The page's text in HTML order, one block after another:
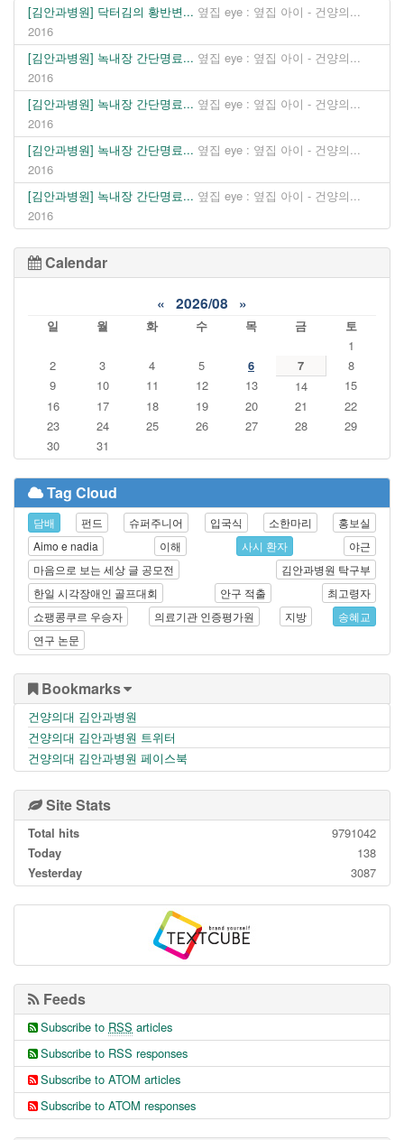
[김안과병원] 닥터김의 황반변... 옆집 eye : 옆집 아이 - 건양의...
2016
[김안과병원] 녹내장 간단명료... 옆집 eye : 옆집 아이 - 건양의...
2016
[김안과병원] 녹내장 간단명료... 옆집 eye : 옆집 아이 - 건양의...
2016
[김안과병원] 녹내장 간단명료... 옆집 eye : 옆집 아이 - 건양의...
2016
[김안과병원] 녹내장 간단명료... 옆집 eye : 옆집 아이 - 건양의...
2016
Calendar
« 2026/08 »
일 월 화 수 목 금
토
1
2
3 4 5 6 7
8
9
10 11 12 13 14
15
16
17 18 19 20 21
22
23
24 25 26 27 28
29
30
31
Tag Cloud
담배 펀드 슈퍼주니어 입국식 소한마리
홍보실
Aimo e nadia
이해 사시 환자
야근
마음으로 보는 세상 글 공모전
김안과병원 탁구부
한일 시각장애인 골프대회
안구 적출
최고령자
쇼팽콩쿠르 우승자
의료기관 인증평가원 지방
송혜교
연구 논문
Bookmarks
건양의대 김안과병원
건양의대 김안과병원 트위터
건양의대 김안과병원 페이스북
Site Stats
Total hits
9791042
Today
138
Yesterday
3087
Feeds
Subscribe to RSS articles
Subscribe to RSS responses
Subscribe to ATOM articles
Subscribe to ATOM responses